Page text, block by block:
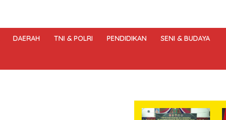
DAERAH TNI & POLRI PENDIDIKAN SENI & BUDAYA